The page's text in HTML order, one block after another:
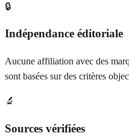
🔒
Indépendance éditoriale
Aucune affiliation avec des
sont basées sur des critères
🔬
Sources vérifiées